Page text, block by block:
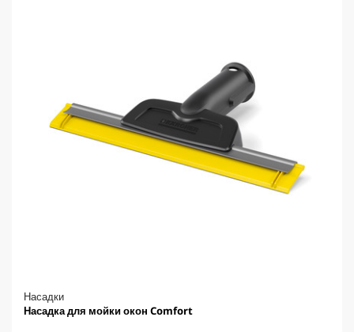
Насадки
Насадка для мойки окон Comfort